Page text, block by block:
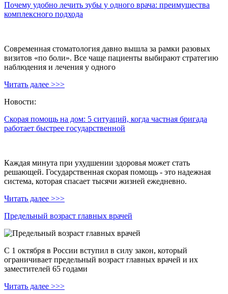
Почему удобно лечить зубы у одного врача: преимущества
комплексного подхода
Современная стоматология давно вышла за рамки разовых
визитов «по боли». Все чаще пациенты выбирают стратегию
наблюдения и лечения у одного
Читать далее >>>
Новости:
Скорая помощь на дом: 5 ситуаций, когда частная бригада
работает быстрее государственной
Каждая минута при ухудшении здоровья может стать
решающей. Государственная скорая помощь - это надежная
система, которая спасает тысячи жизней ежедневно.
Читать далее >>>
Предельный возраст главных врачей
С 1 октября в России вступил в силу закон, который
ограничивает предельный возраст главных врачей и их
заместителей 65 годами
Читать далее >>>